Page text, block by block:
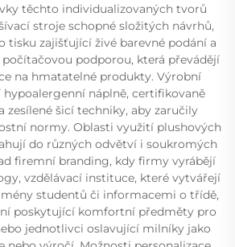
těchto individualizovaných tvorů
stroje schopné složitých návrhů,
tisku zajišťující živé barevné podání a
podporou, která převádějí
na hmatatelné produkty. Výrobní
hypoalergenní náplně, certifikovaně
zesílené šicí techniky, aby zaručily
normy. Oblasti využití plushových
do různých odvětví i soukromých
firemní branding, kdy firmy vyrábějí
vzdělávací instituce, které vytvářejí
studentů či informacemi o třídě,
poskytující komfortní předměty pro
jednotlivci oslavující milníky jako